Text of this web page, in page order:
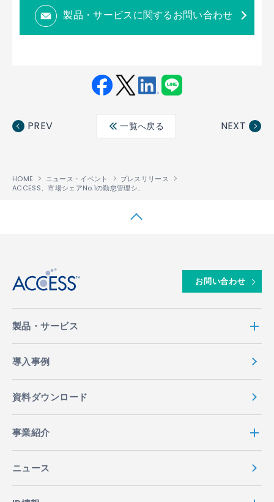
製品・サービスに関するお問い合わせ
ebo ter
edin
PREV 一覧へ戻る NEXT
HOME ニュース・イベント
プレスリリース
ACCESS、市場シェアNo.1の勤怠管理システム「KING OF TIME」に、打刻レスタイムレコーダー「Linkit 勤怠」を連携
お問い合わせ
製品・サービス
導入事例
資料ダウンロード
事業紹介
ニュース